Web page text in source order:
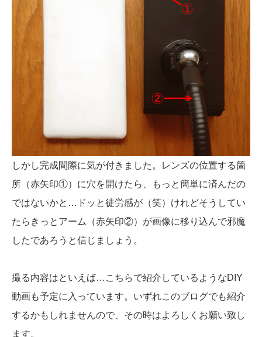
しかし完成間際に気が付きました。レンズの位置する箇
所（赤矢印①）に穴を開けたら、もっと簡単に済んだの
ではないかと…ドッと徒労感が（笑）けれどそうしてい
たらきっとアーム（赤矢印②）が画像に移り込んで邪魔
したであろうと信じましょう。
撮る内容はといえば…こちらで紹介しているようなDIY
動画も予定に入っています。いずれこのブログでも紹介
するかもしれませんので、その時はよろしくお願い致し
ます。